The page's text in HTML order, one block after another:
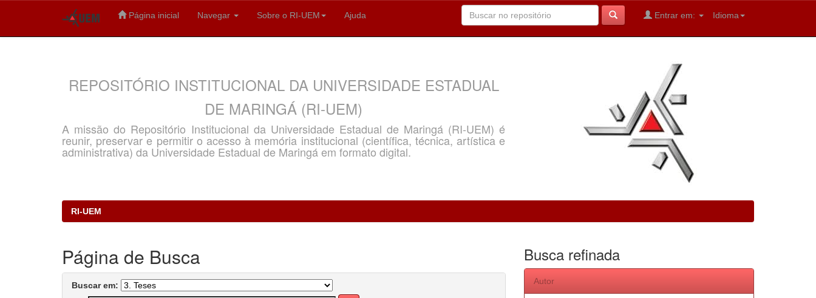
Página inicial Navegar Sobre o RI-UEM Ajuda Idioma
Entrar em:
REPOSITÓRIO INSTITUCIONAL DA UNIVERSIDADE ESTADUAL
DE MARINGÁ (RI-UEM)
A missão do Repositório Institucional da Universidade Estadual de Maringá (RI-UEM) é
reunir, preservar e permitir o acesso à memória institucional (científica, técnica, artística e
administrativa) da Universidade Estadual de Maringá em formato digital.
RI-UEM
Página de Busca
Buscar em:
Busca refinada
Autor